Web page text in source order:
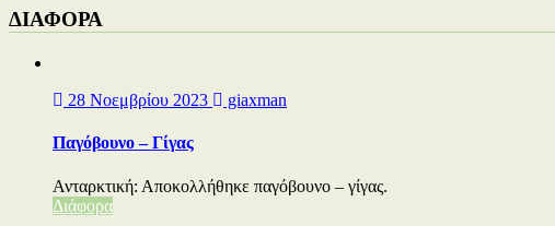
ΔΙΑΦΟΡΑ
28 Νοεμβρίου 2023 giaxman
Παγόβουνο – Γίγας
Ανταρκτική: Αποκολλήθηκε παγόβουνο – γίγας.
Διάφορα